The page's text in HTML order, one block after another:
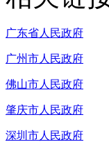
广东省人民政府
广州市人民政府
佛山市人民政府
肇庆市人民政府
深圳市人民政府